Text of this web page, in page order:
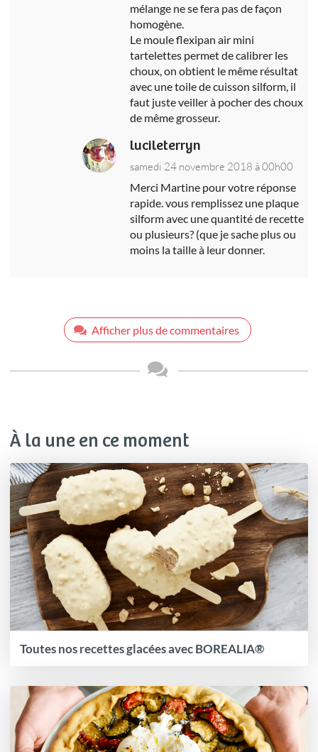
mélange ne se fera pas de façon
homogène.
Le moule flexipan air mini
tartelettes permet de calibrer les
choux, on obtient le même résultat
avec une toile de cuisson silform, il
faut juste veiller à pocher des choux
de même grosseur.
lucileterryn
samedi 24 novembre 2018 à 00h00
Merci Martine pour votre réponse
rapide. vous remplissez une plaque
silform avec une quantité de recette
ou plusieurs? (que je sache plus ou
moins la taille à leur donner.
Afficher plus de commentaires
À la une en ce moment
Toutes nos recettes glacées avec BOREALIA®